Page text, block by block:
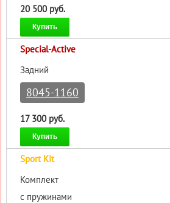
20 500 руб.
Купить
Special-Active
Задний
8045-1160
17 300 руб.
Купить
Sport Kit
Комплект
с пружинами